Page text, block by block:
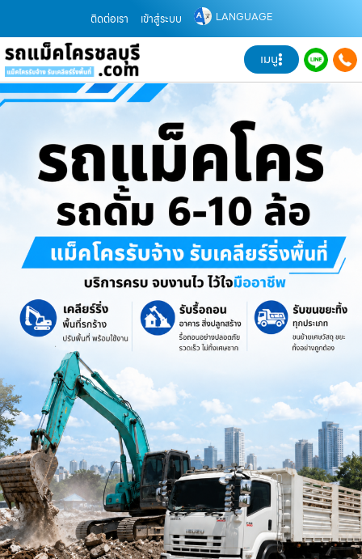
ติดต่อเรา เข้าสู่ระบบ LANGUAGE
เมนู